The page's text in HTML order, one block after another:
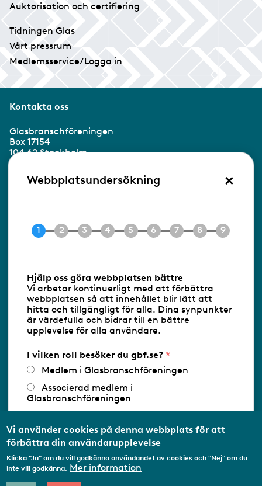
Auktorisation och certifiering
Tidningen Glas
Vårt pressrum
Medlemsservice/Logga in
Kontakta oss
Glasbranschföreningen
Box 17154
104 62 Stockholm
Besöksadress:
Ringvägen 100
E-post info@gbf.se
Följ oss via RSS
Databasens namn:www.gbf.se-
Glasbranschföreningen AB - Ansvarig
utgivare: Sofia Wahlgren
Webbplatsundersökning ×
Hjälp oss göra webbplatsen bättre
Vi arbetar kontinuerligt med att förbättra
webbplatsen så att innehållet blir lätt att
hitta och tillgängligt för alla. Dina synpunkter
är värdefulla och bidrar till en bättre
upplevelse för alla användare.
I vilken roll besöker du gbf.se?
Medlem i Glasbranschföreningen
Associerad medlem i
Glasbranschföreningen
medlemsorganisation/Svenskt Näringsliv
Utbildningsaktör
Student
Vi använder cookies på denna webbplats för att
förbättra din användarupplevelse
Klicka "Ja" om du vill godkänna användandet av cookies och "Nej" om du
inte vill godkänna. Mer information